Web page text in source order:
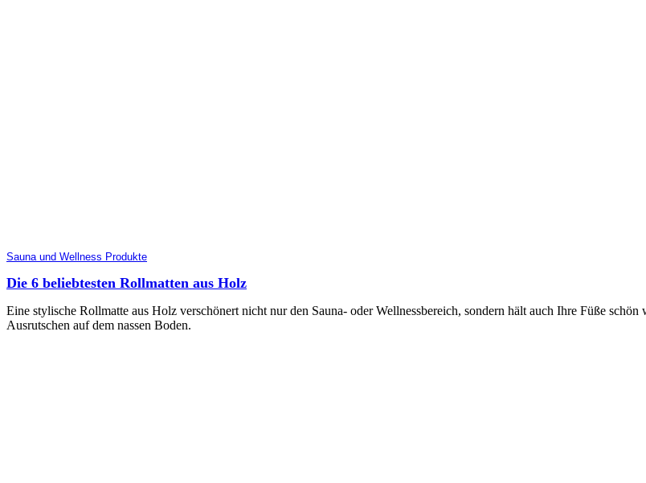
Sauna und Wellness Produkte
Die 6 beliebtesten Rollmatten aus Holz
Eine stylische Rollmatte aus Holz verschönert nicht nur den Sauna- oder Wellnessbereich, sondern hält auch Ihre Füße schön
Ausrutschen auf dem nassen Boden.